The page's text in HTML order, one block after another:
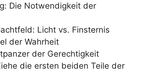
Die Notwendigkeit der
Licht vs. Finsternis
der Wahrheit
der Gerechtigkeit
die ersten beiden Teile der